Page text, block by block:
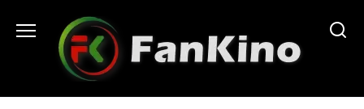
содержанию